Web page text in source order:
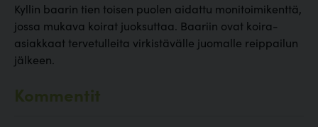
Kyllin baarin tien toisen puolen aidattu monitoimikenttä,
jossa mukava koirat juoksuttaa. Baariin ovat koira-
asiakkaat tervetulleita virkistävälle juomalle reippailun
jälkeen.
Kommentit